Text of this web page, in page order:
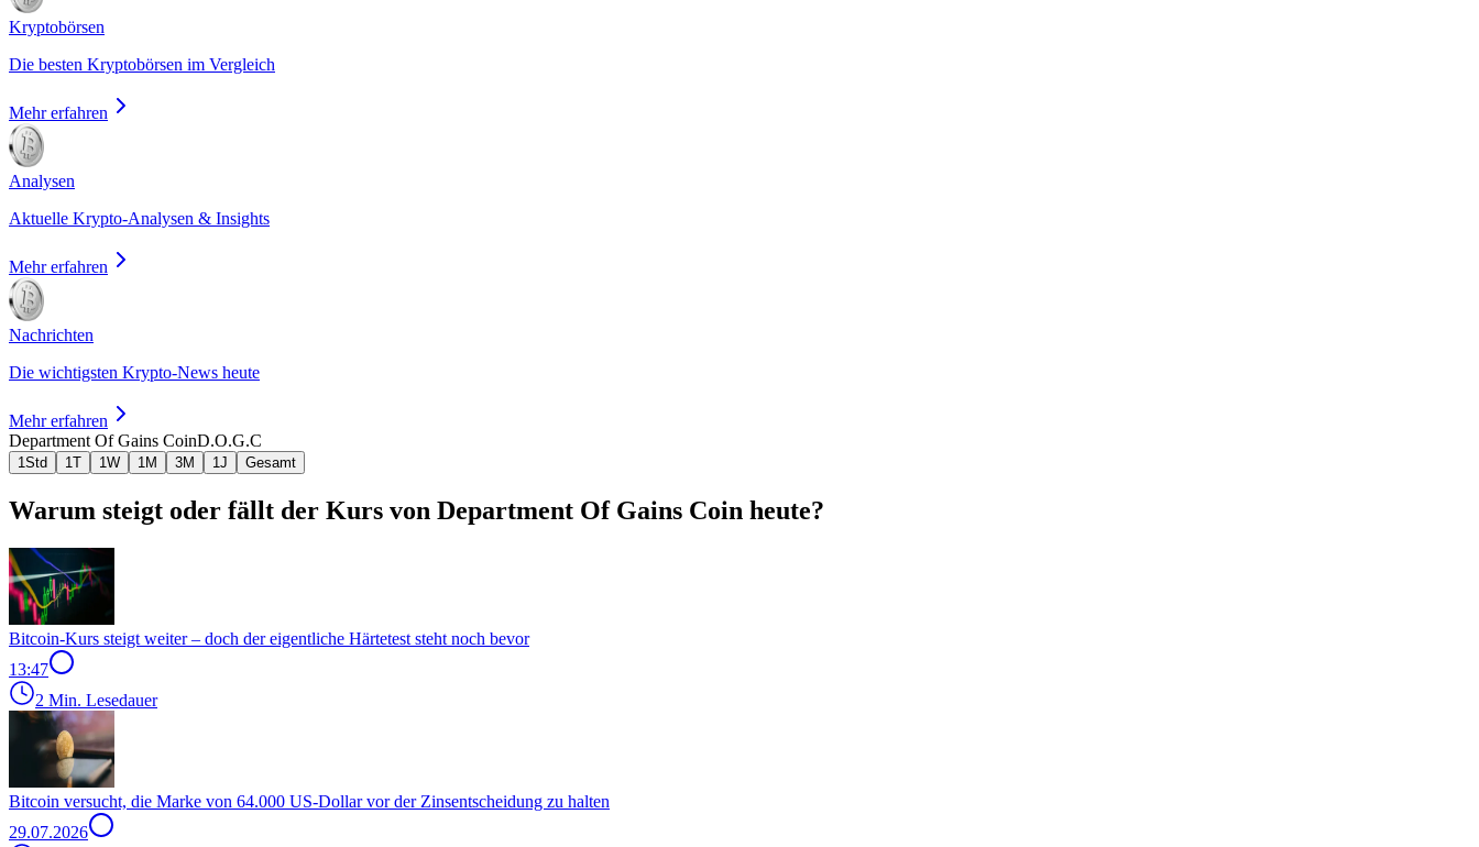
Kryptobörsen
Die besten Kryptobörsen im Vergleich
Mehr erfahren
Analysen
Aktuelle Krypto-Analysen & Insights
Mehr erfahren
Nachrichten
Die wichtigsten Krypto-News heute
Mehr erfahren
Department Of Gains CoinD.O.G.C
1Std 1T 1W 1M 3M 1J Gesamt
Warum steigt oder fällt der Kurs von Department Of Gains Coin heute?
Bitcoin-Kurs steigt weiter – doch der eigentliche Härtetest steht noch bevor
13:47
2 Min. Lesedauer
Bitcoin versucht, die Marke von 64.000 US-Dollar vor der Zinsentscheidung zu halten
29.07.2026